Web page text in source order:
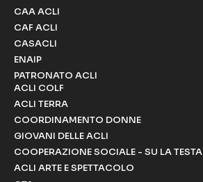
CAA ACLI
CAF ACLI
CASACLI
ENAIP
PATRONATO ACLI
ACLI COLF
ACLI TERRA
COORDINAMENTO DONNE
GIOVANI DELLE ACLI
COOPERAZIONE SOCIALE - SU LA TESTA
ACLI ARTE E SPETTACOLO